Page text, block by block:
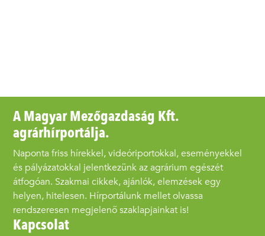
A Magyar Mezőgazdaság Kft.
agrárhírportálja.
Naponta friss hírekkel, videóriportokkal, eseményekkel
és pályázatokkal jelentkezünk az agrárium egészét
átfogóan. Szakmai cikkek, ajánlók, elemzések egy
helyen, hitelesen. Hírportálunk mellet olvassa
rendszeresen megjelenő szaklapjainkat is!
Kapcsolat